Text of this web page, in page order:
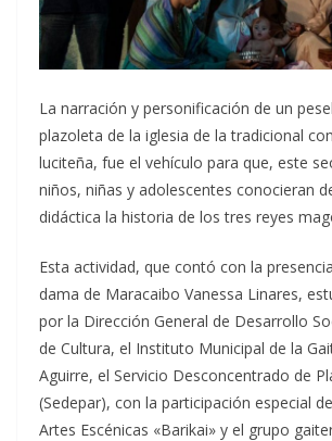
La narración y personificación de un
plazoleta de la iglesia de la tradicional
luciteña, fue el vehículo para que, este
niños, niñas y adolescentes conocieran
didáctica la historia de los tres reyes
Esta actividad, que contó con la
dama de Maracaibo Vanessa Linares,
por la Dirección General de Desarrollo
de Cultura, el Instituto Municipal de la
Aguirre, el Servicio Desconcentrado de
(Sedepar), con la participación especial
Artes Escénicas «Barikai» y el grupo